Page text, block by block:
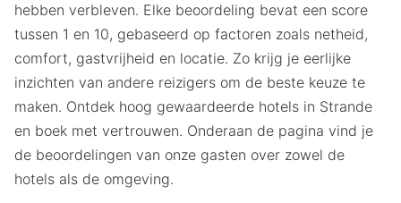
hebben verbleven. Elke beoordeling bevat een score
tussen 1 en 10, gebaseerd op factoren zoals netheid,
comfort, gastvrijheid en locatie. Zo krijg je eerlijke
inzichten van andere reizigers om de beste keuze te
maken. Ontdek hoog gewaardeerde hotels in Strande
en boek met vertrouwen. Onderaan de pagina vind je
de beoordelingen van onze gasten over zowel de
hotels als de omgeving.